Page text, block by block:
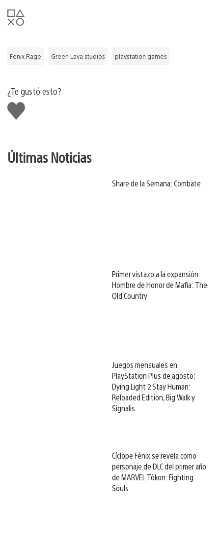
Fenix Rage Green Lava studios playstation games
¿Te gustó esto?
Me
gusta
Últimas Noticias
Share de la Semana: Combate
Primer vistazo a la expansión
Hombre de Honor de Mafia: The
Old Country
Juegos mensuales en
PlayStation Plus de agosto:
Dying Light 2 Stay Human:
Reloaded Edition, Big Walk y
Signalis
Cíclope Fénix se revela como
personaje de DLC del primer año
de MARVEL Tōkon: Fighting
Souls